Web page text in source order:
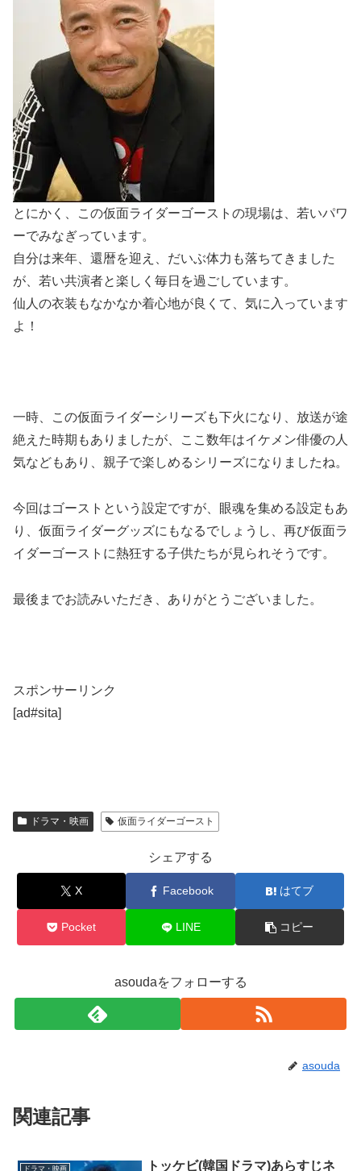
とにかく、この仮面ライダーゴーストの現場は、若いパワ
ーでみなぎっています。
自分は来年、還暦を迎え、だいぶ体力も落ちてきました
が、若い共演者と楽しく毎日を過ごしています。
仙人の衣装もなかなか着心地が良くて、気に入っています
よ！
一時、この仮面ライダーシリーズも下火になり、放送が途
絶えた時期もありましたが、ここ数年はイケメン俳優の人
気などもあり、親子で楽しめるシリーズになりましたね。
今回はゴーストという設定ですが、眼魂を集める設定もあ
り、仮面ライダーグッズにもなるでしょうし、再び仮面ラ
イダーゴーストに熱狂する子供たちが見られそうです。
最後までお読みいただき、ありがとうございました。
スポンサーリンク
[ad#sita]
ドラマ・映画 仮面ライダーゴースト
シェアする
X Facebook はてブ
Pocket LINE コピー
asoudaをフォローする
asouda
関連記事
ドラマ・映画
トッケビ(韓国ドラマ)あらすじネ